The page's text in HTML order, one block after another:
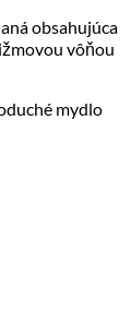
obsahujúca
vôňou
mydlo